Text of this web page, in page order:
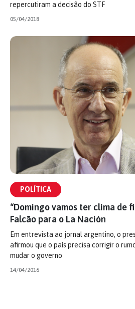
repercutiram a decisão do STF
05/04/2018
POLÍTICA
“Domingo vamos ter clima de
Falcão para o La Nación
Em entrevista ao jornal argentino, o
afirmou que o país precisa corrigir o
mudar o governo
14/04/2016